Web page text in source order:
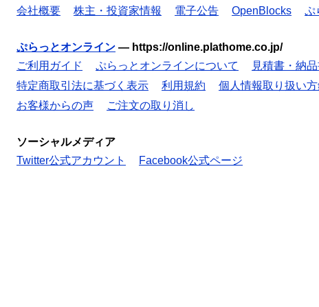
会社概要
株主・投資家情報 電子公告 OpenBlocks ぷ
ぷらっとオンライン — https://online.plathome.co.jp/
ご利用ガイド
ぷらっとオンラインについて 見積書・納
特定商取引法に基づく表示
利用規約 個人情報取り扱い
お客様からの声
ご注文の取り消し
ソーシャルメディア
Twitter公式アカウント
Facebook公式ページ